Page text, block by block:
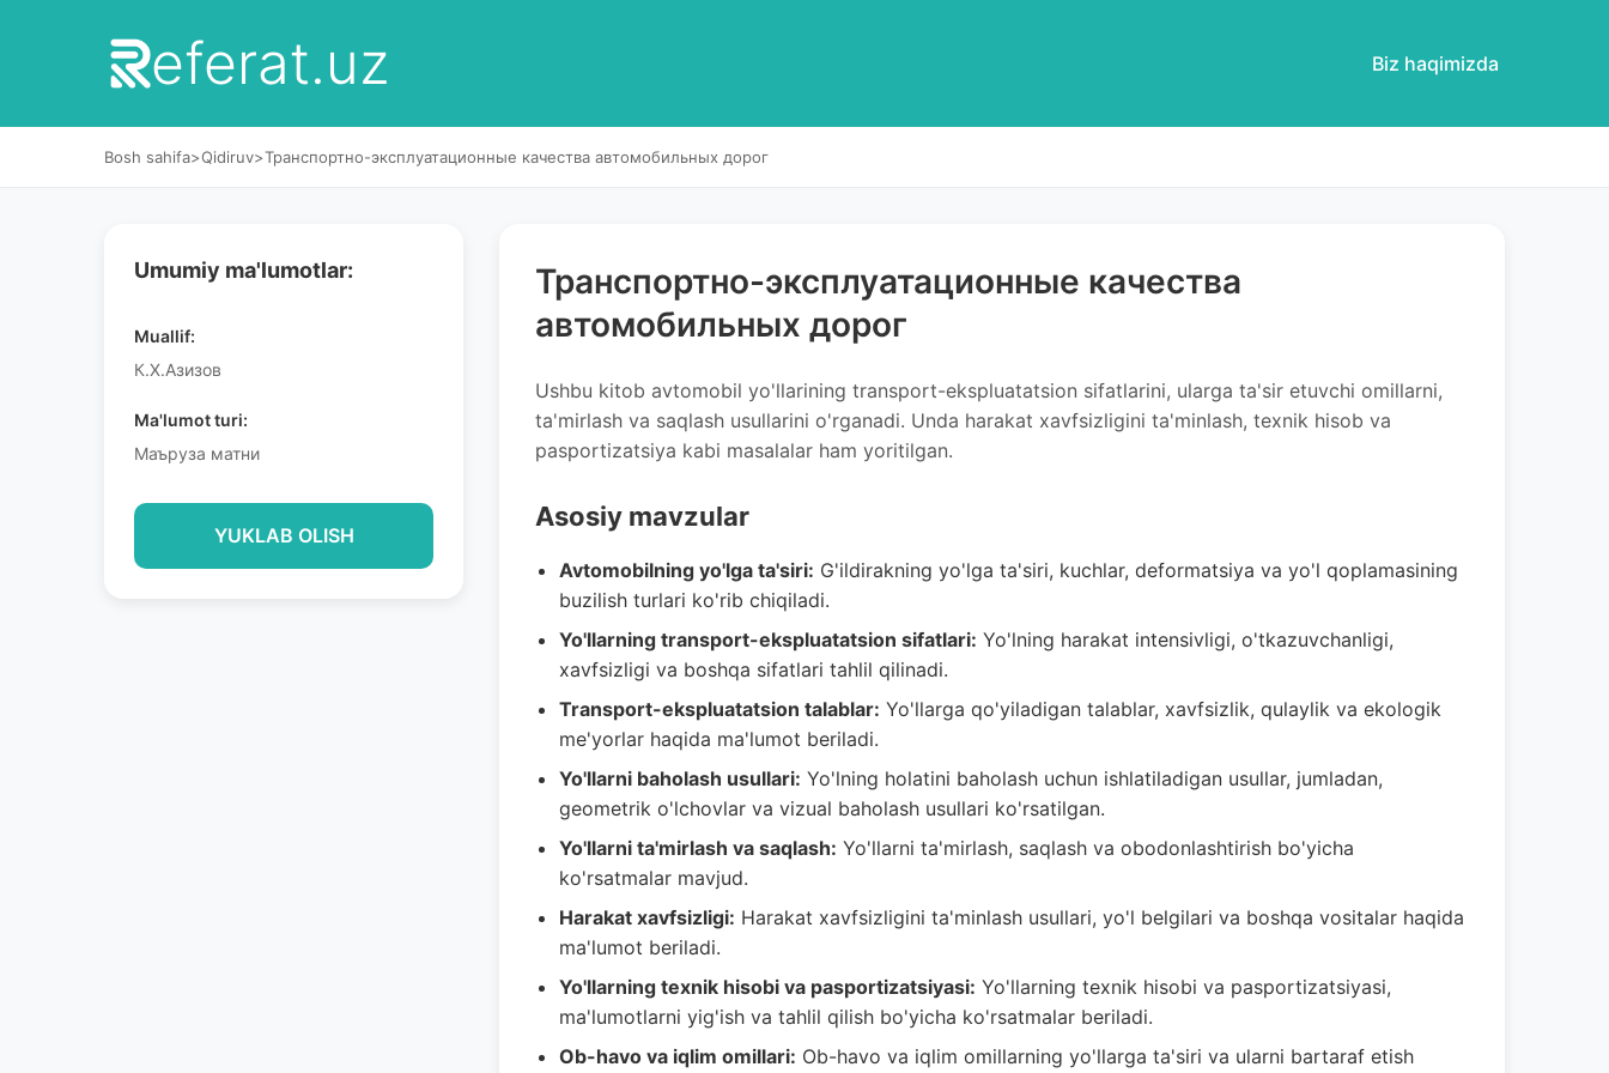
eferat.uz Biz haqimizda
Bosh sahifa>Qidiruv>Транспортно-эксплуатационные качества автомобильных дорог
Umumiy ma'lumotlar:
Muallif:
К.Х.Азизов
Ma'lumot turi:
Маъруза матни
YUKLAB OLISH
Транспортно-эксплуатационные качества
автомобильных дорог
Ushbu kitob avtomobil yo'llarining transport-ekspluatatsion sifatlarini, ularga ta'sir etuvchi omillarni,
ta'mirlash va saqlash usullarini o'rganadi. Unda harakat xavfsizligini ta'minlash, texnik hisob va
pasportizatsiya kabi masalalar ham yoritilgan.
Asosiy mavzular
Avtomobilning yo'lga ta'siri: G'ildirakning yo'lga ta'siri, kuchlar, deformatsiya va yo'l qoplamasining
buzilish turlari ko'rib chiqiladi.
Yo'llarning transport-ekspluatatsion sifatlari: Yo'lning harakat intensivligi, o'tkazuvchanligi,
xavfsizligi va boshqa sifatlari tahlil qilinadi.
Transport-ekspluatatsion talablar: Yo'llarga qo'yiladigan talablar, xavfsizlik, qulaylik va ekologik
me'yorlar haqida ma'lumot beriladi.
Yo'llarni baholash usullari: Yo'lning holatini baholash uchun ishlatiladigan usullar, jumladan,
geometrik o'lchovlar va vizual baholash usullari ko'rsatilgan.
Yo'llarni ta'mirlash va saqlash: Yo'llarni ta'mirlash, saqlash va obodonlashtirish bo'yicha
ko'rsatmalar mavjud.
Harakat xavfsizligi: Harakat xavfsizligini ta'minlash usullari, yo'l belgilari va boshqa vositalar haqida
ma'lumot beriladi.
Yo'llarning texnik hisobi va pasportizatsiyasi: Yo'llarning texnik hisobi va pasportizatsiyasi,
ma'lumotlarni yig'ish va tahlil qilish bo'yicha ko'rsatmalar beriladi.
Ob-havo va iqlim omillari: Ob-havo va iqlim omillarning yo'llarga ta'siri va ularni bartaraf etish